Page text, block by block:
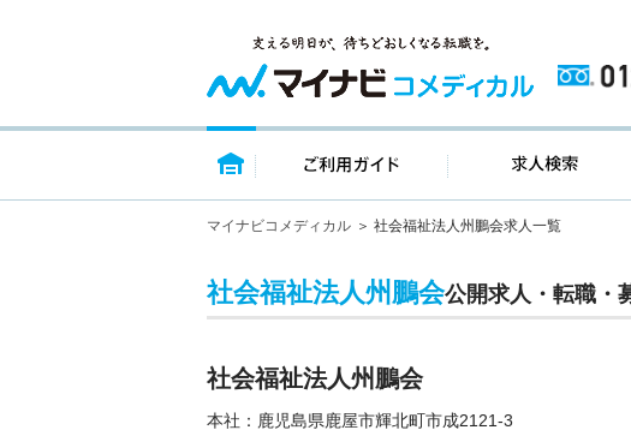
トップページ ご利用ガイド
マイナビコメディカル 社会福祉法人州鵬会求人一覧
社会福祉法人州鵬会公開求人・転職・
社会福祉法人州鵬会
本社：鹿児島県鹿屋市輝北町市成2121‐3